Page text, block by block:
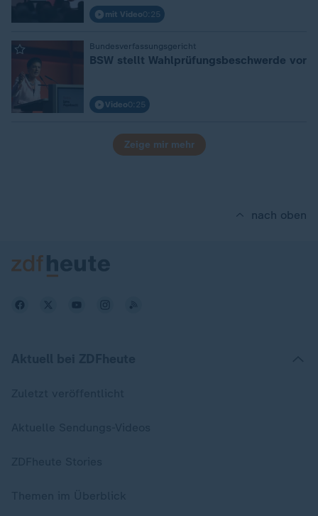
mit Video0:25
Bundesverfassungsgericht
: BSW stellt Wahlprüfungsbeschwerde vor
Video0:25
Zeige mir mehr
nach oben